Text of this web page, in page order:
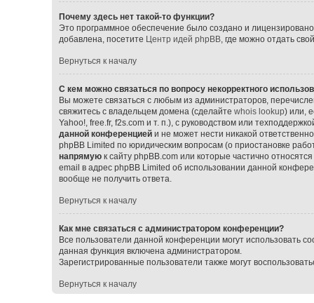
Почему здесь нет такой-то функции?
Это программное обеспечение было создано и
добавлена, посетите Центр идей phpBB, где можно отдать
Вернуться к началу
С кем можно связаться по вопросу некорректного
Вы можете связаться с любым из администраторов,
свяжитесь с владельцем домена (сделайте whois lookup) или,
Yahoo!, free.fr, f2s.com и т. п.), с руководством или
данной конференциейи не может нести никакой
phpBB Limited по юридическим вопросам (о приостановке
напрямуюк сайту phpBB.com или которые частично
email в адрес phpBB Limited об использовании данной
вообще не получить ответа.
Вернуться к началу
Как мне связаться с администратором конференции?
Все пользователи данной конференции могут использовать
данная функция включена администратором.
Зарегистрированные пользователи также могут
Вернуться к началу